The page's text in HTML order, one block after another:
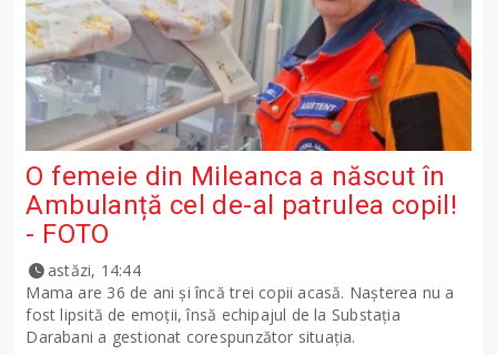
O femeie din Mileanca a născut în
Ambulanță cel de-al patrulea copil!
- FOTO
astăzi, 14:44
Mama are 36 de ani și încă trei copii acasă. Nașterea nu a
fost lipsită de emoții, însă echipajul de la Substația
Darabani a gestionat corespunzător situația.